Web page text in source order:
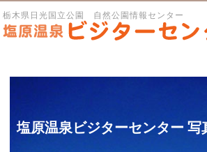
栃木県日光国立公園 自然公園情報センター
塩原温泉ビジターセンター 写